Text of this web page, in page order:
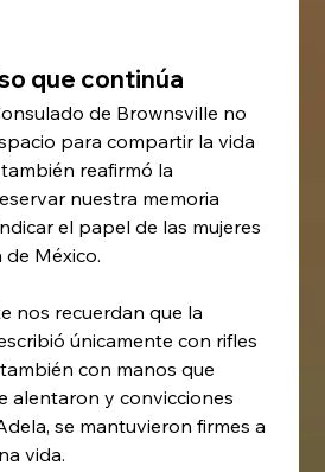
que continúa
de Brownsville no
para compartir la vida
reafirmó la
nuestra memoria
el papel de las mujeres
México.
nos recuerdan que la
únicamente con rifles
con manos que
alentaron y convicciones
se mantuvieron firmes a
vida.